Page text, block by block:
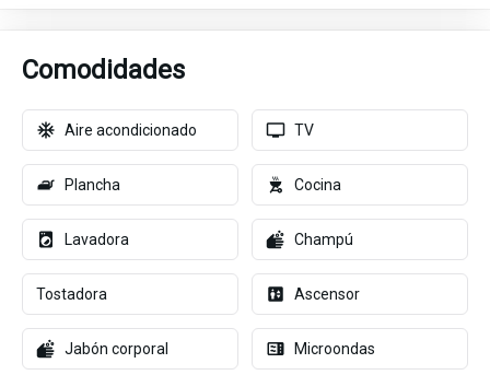
Comodidades
Aire acondicionado TV
Plancha Cocina
Lavadora Champú
Tostadora Ascensor
Jabón corporal Microondas